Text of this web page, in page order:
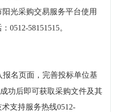
光采购交易服务平台使用
0512-58151515。
报名页面，完善投标单位基
功后即可获取采购文件及其
支持服务热线0512-